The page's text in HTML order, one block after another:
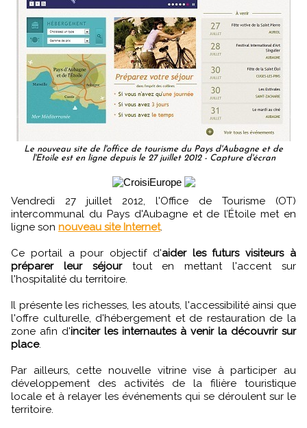
Le nouveau site de l'office de tourisme du Pays d'Aubagne et de
l'Etoile est en ligne depuis le 27 juillet 2012 - Capture d'écran
Vendredi 27 juillet 2012, l'Office de Tourisme (OT)
intercommunal du Pays d'Aubagne et de l’Étoile met en
ligne son nouveau site Internet.
Ce portail a pour objectif d'aider les futurs visiteurs à
préparer leur séjourtout en mettant l'accent sur
l'hospitalité du territoire.
Il présente les richesses, les atouts, l'accessibilité ainsi que
l'offre culturelle, d'hébergement et de restauration de la
zone afin d'inciter les internautes à venir la découvrir sur
place.
Par ailleurs, cette nouvelle vitrine vise à participer au
développement des activités de la filière touristique
locale et à relayer les événements qui se déroulent sur le
territoire.